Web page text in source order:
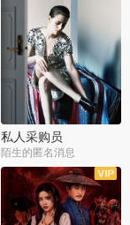
私人采购员
陌生的匿名消息